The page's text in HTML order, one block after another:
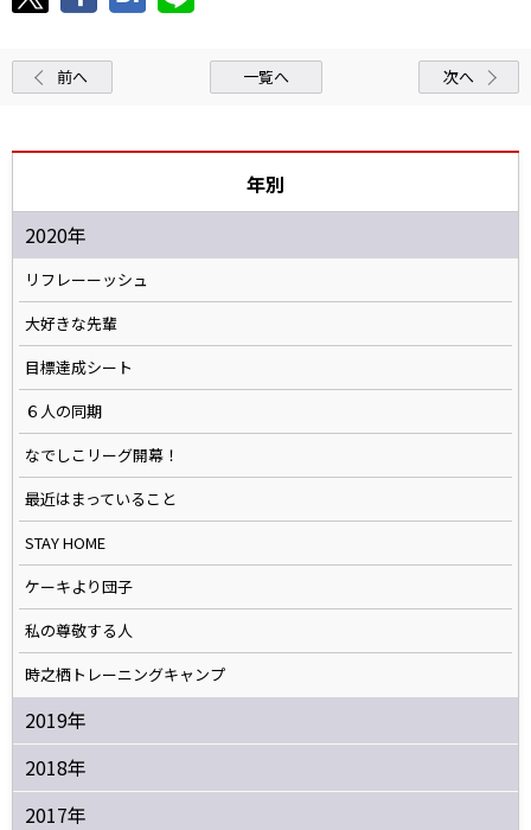
前へ 一覧へ 次へ
年別
2020年
リフレーーッシュ
大好きな先輩
目標達成シート
６人の同期
なでしこリーグ開幕！
最近はまっていること
STAY HOME
ケーキより団子
私の尊敬する人
時之栖トレーニングキャンプ
2019年
2018年
2017年